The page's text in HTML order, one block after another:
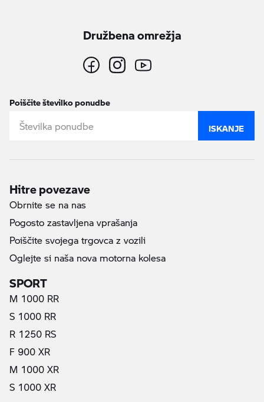
Družbena omrežja
Poiščite številko ponudbe
ISKANJE
Hitre povezave
Obrnite se na nas
Pogosto zastavljena vprašanja
Poiščite svojega trgovca z vozili
Oglejte si naša nova motorna kolesa
SPORT
M 1000 RR
S 1000 RR
R 1250 RS
F 900 XR
M 1000 XR
S 1000 XR